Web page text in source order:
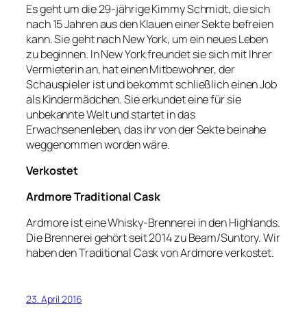
Es geht um die 29-jährige Kimmy Schmidt, die sich
nach 15 Jahren aus den Klauen einer Sekte befreien
kann. Sie geht nach New York, um ein neues Leben
zu beginnen. In New York freundet sie sich mit Ihrer
Vermieterin an, hat einen Mitbewohner, der
Schauspieler ist und bekommt schließlich einen Job
als Kindermädchen. Sie erkundet eine für sie
unbekannte Welt und startet in das
Erwachsenenleben, das ihr von der Sekte beinahe
weggenommen worden wäre.
Verkostet
Ardmore Traditional Cask
Ardmore ist eine Whisky-Brennerei in den Highlands.
Die Brennerei gehört seit 2014 zu Beam/Suntory. Wir
haben den Traditional Cask von Ardmore verkostet.
23. April 2016